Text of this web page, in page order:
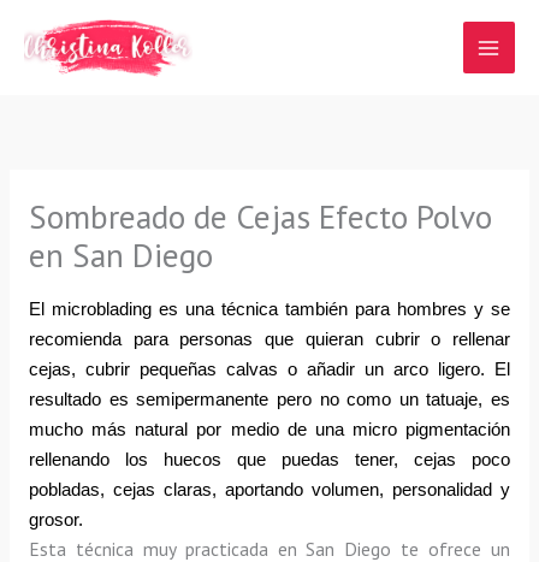
contenido
Sombreado de Cejas Efecto Polvo
en San Diego
El microblading es una técnica también para hombres y se
recomienda para personas que quieran cubrir o rellenar
cejas, cubrir pequeñas calvas o añadir un arco ligero. El
resultado es semipermanente pero no como un tatuaje, es
mucho más natural por medio de una micro pigmentación
rellenando los huecos que puedas tener, cejas poco
pobladas, cejas claras, aportando volumen, personalidad y
grosor.
Esta técnica muy practicada en San Diego te ofrece un